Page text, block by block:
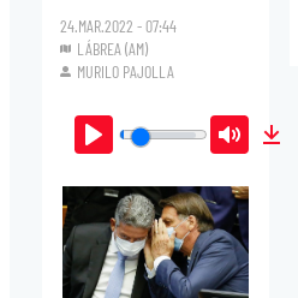
24.MAR.2022 - 07:44
LÁBREA (AM)
MURILO PAJOLLA
Play Mute